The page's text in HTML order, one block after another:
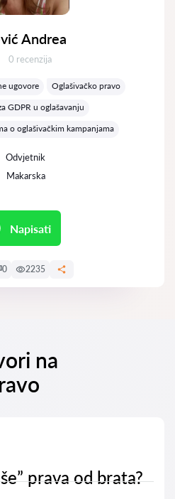
Andrea
Recenzija:
0 recenzija
ugovore
Oglašivačko pravo
GDPR u oglašavanju
o oglašivačkim kampanjama
Odvjetnik
Makarska
Napisati
0 2235
na
prava od brata?